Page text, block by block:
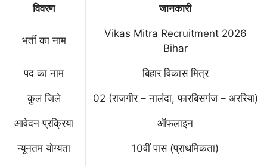
विवरण जानकारी
भर्ती का नाम
Vikas Mitra Recruitment 2026
Bihar
पद का नाम बिहार विकास मित्र
कुल जिले 02 (राजगीर – नालंदा, फारबिसगंज – अररिया)
आवेदन प्रक्रिया ऑफलाइन
न्यूनतम योग्यता 10वीं पास (प्राथमिकता)